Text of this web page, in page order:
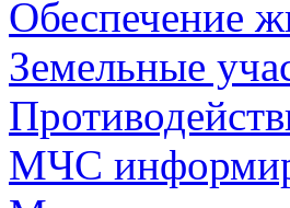
Обеспечение
Земельные
МЧС